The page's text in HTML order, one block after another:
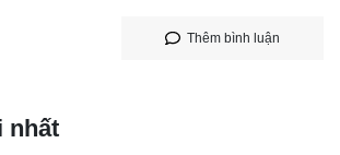
Thêm bình luận
nhất